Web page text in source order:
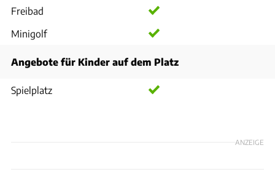
Freibad
Minigolf
Angebote für Kinder auf dem Platz
Spielplatz
ANZEIGE